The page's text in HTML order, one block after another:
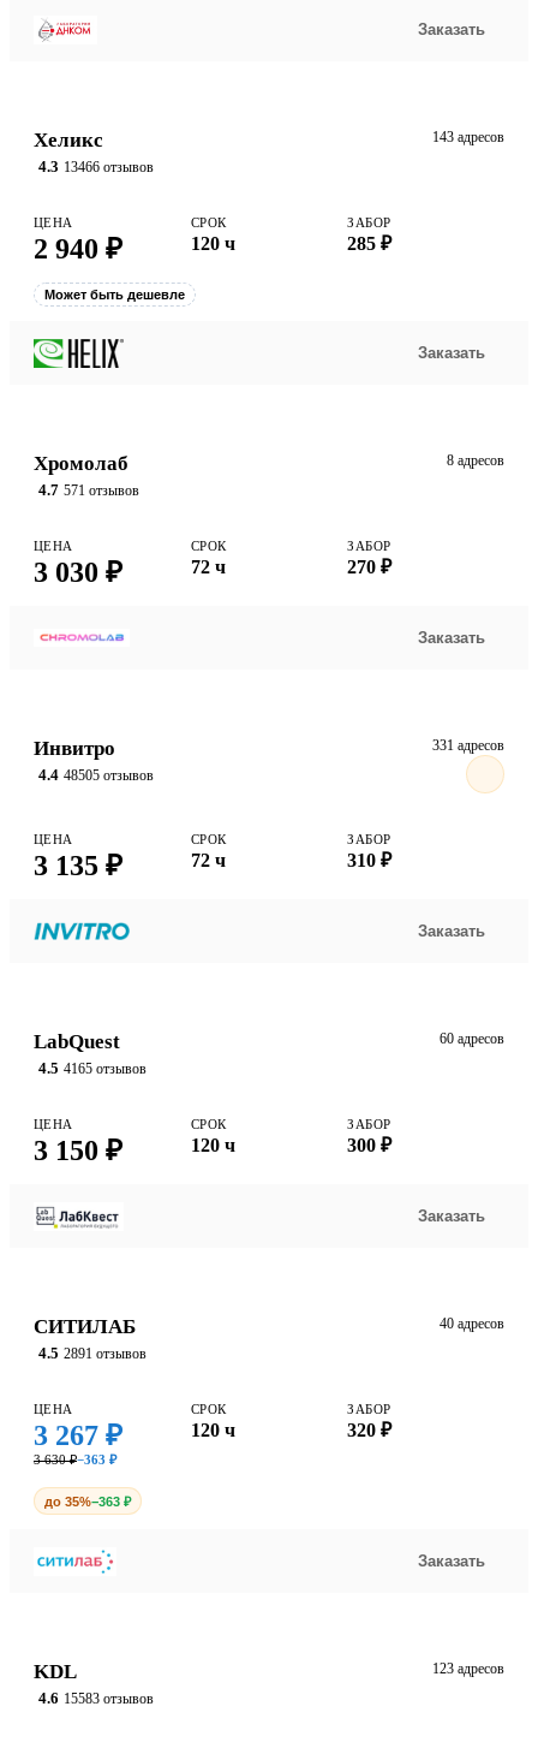
Заказать
Хеликс
4.3 13466 отзывов
143 адресов
ЦЕНА
2 940 ₽
СРОК
120 ч
ЗАБОР
285 ₽
Может быть дешевле
Заказать
Хромолаб
4.7 571 отзывов
8 адресов
ЦЕНА
3 030 ₽
СРОК
72 ч
ЗАБОР
270 ₽
Заказать
Инвитро
4.4 48505 отзывов
331 адресов
ЦЕНА
3 135 ₽
СРОК
72 ч
ЗАБОР
310 ₽
Заказать
LabQuest
4.5 4165 отзывов
60 адресов
ЦЕНА
3 150 ₽
СРОК
120 ч
ЗАБОР
300 ₽
Заказать
СИТИЛАБ
4.5 2891 отзывов
40 адресов
ЦЕНА
3 267 ₽
3 630 ₽−363 ₽
СРОК
120 ч
ЗАБОР
320 ₽
до 35%−363 ₽
Заказать
KDL
4.6 15583 отзывов
123 адресов